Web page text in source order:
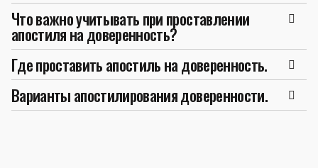
Что важно учитывать при проставлении
апостиля на доверенность?
Где проставить апостиль на доверенность.
Варианты апостилирования доверенности.